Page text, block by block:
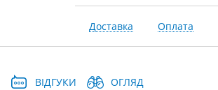
Доставка Оплата
ВІДГУКИ ОГЛЯД